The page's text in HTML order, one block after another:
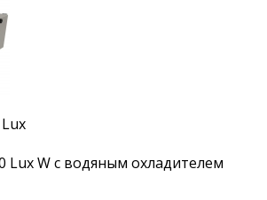
Lux W с водяным охладителем